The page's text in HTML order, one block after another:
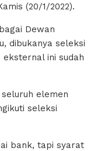
(20/1/2022).
Dewan
dibukanya seleksi
ini sudah
elemen
seleksi
bank, tapi syarat